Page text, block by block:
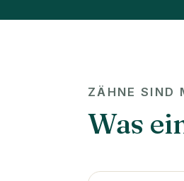
ZÄHNE SIND
Was